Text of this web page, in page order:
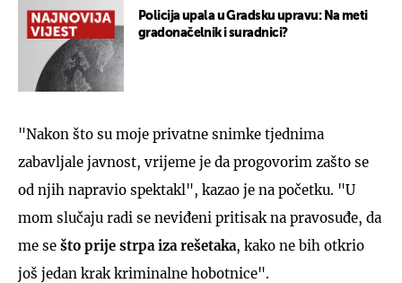
Policija upala u Gradsku upravu: Na meti
gradonačelnik i suradnici?
"Nakon što su moje privatne snimke tjednima
zabavljale javnost, vrijeme je da progovorim zašto se
od njih napravio spektakl", kazao je na početku. "U
mom slučaju radi se neviđeni pritisak na pravosuđe, da
me se što prije strpa iza rešetaka, kako ne bih otkrio
još jedan krak kriminalne hobotnice".